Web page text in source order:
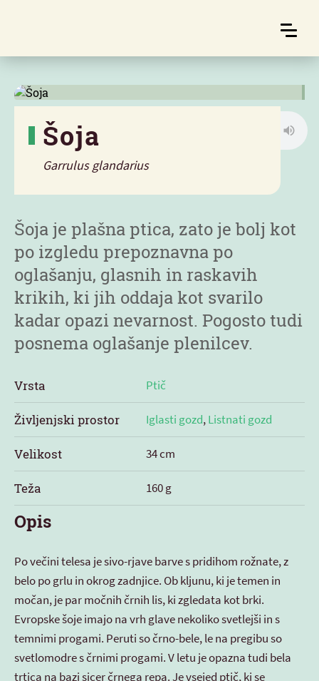
Šoja
Garrulus glandarius
Šoja je plašna ptica, zato je bolj kot
po izgledu prepoznavna po
oglašanju, glasnih in raskavih
krikih, ki jih oddaja kot svarilo
kadar opazi nevarnost. Pogosto tudi
posnema oglašanje plenilcev.
Vrsta Ptič
Življenjski prostor Iglasti gozd,Listnati gozd
Velikost 34 cm
Teža 160 g
Opis
Po večini telesa je sivo-rjave barve s pridihom rožnate, z
belo po grlu in okrog zadnjice. Ob kljunu, ki je temen in
močan, je par močnih črnih lis, ki zgledata kot brki.
Evropske šoje imajo na vrh glave nekoliko svetlejši in s
temnimi progami. Peruti so črno-bele, le na pregibu so
svetlomodre s črnimi progami. V letu je opazna tudi bela
trtica na bazi sicer črnega repa. Je vsejed ptič, ki se